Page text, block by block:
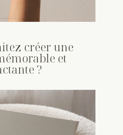
créer une
et
?